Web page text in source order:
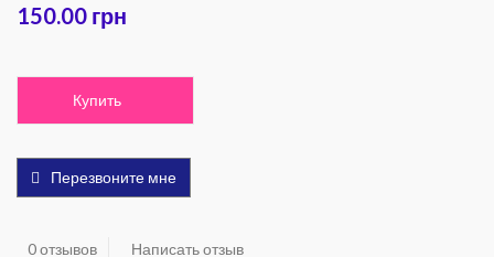
150.00 грн
Купить
Перезвоните мне
0 отзывов Написать отзыв